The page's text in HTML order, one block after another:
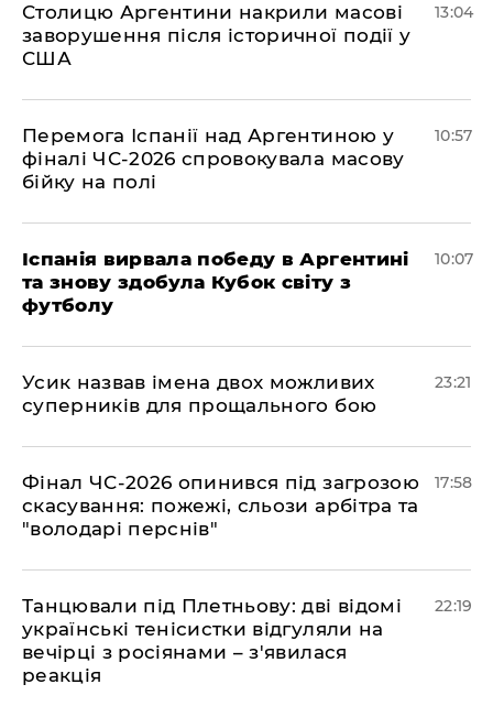
Столицю Аргентини накрили масові
заворушення після історичної події у
США
13:04
Перемога Іспанії над Аргентиною у
фіналі ЧС-2026 спровокувала масову
бійку на полі
10:57
Іспанія вирвала победу в Аргентині
та знову здобула Кубок світу з
футболу
10:07
​Усик назвав імена двох можливих
суперників для прощального бою
23:21
​Фінал ЧС-2026 опинився під загрозою
скасування: пожежі, сльози арбітра та
"володарі перснів"
17:58
​Танцювали під Плетньову: дві відомі
українські тенісистки відгуляли на
вечірці з росіянами – з'явилася
реакція
22:19